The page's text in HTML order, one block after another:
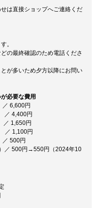
は直接ショップへご連絡くだ
。
の最終確認のため電話くださ
が多いため夕方以降にお問い
必要な費用
円
4,400円
1,650円
1,100円
500円
／ 500円→550円（2024年10